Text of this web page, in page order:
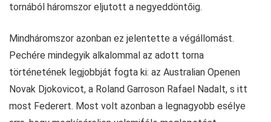
tornából háromszor eljutott a negyeddöntőig.
Mindháromszor azonban ez jelentette a végállomást.
Pechére mindegyik alkalommal az adott torna
történetének legjobbját fogta ki: az Australian Openen
Novak Djokovicot, a Roland Garroson Rafael Nadalt, s itt
most Federert. Most volt azonban a legnagyobb esélye